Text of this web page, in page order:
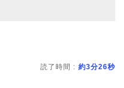
読了時間 : 約3分26秒